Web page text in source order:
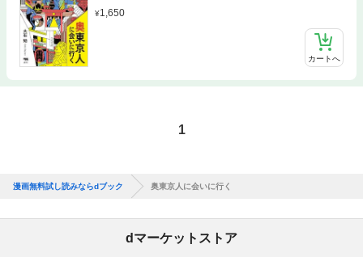
1,650
カートへ
1
漫画無料試し読みならdブック 奥東京人に会いに行く
dマーケットストア